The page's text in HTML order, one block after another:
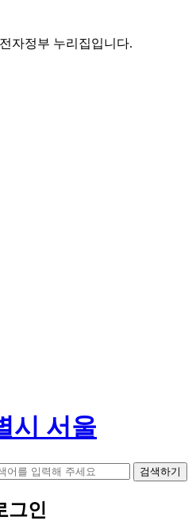
자정부 누리집입니다.
시 서울
검색하기
그인